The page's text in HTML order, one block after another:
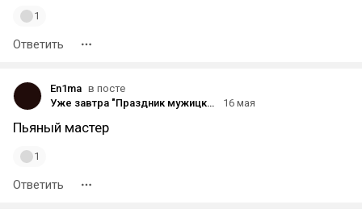
1
Ответить
En1ma в посте
Уже завтра "Праздник мужицкого кино!" Что будем смотреть?
16 мая
Пьяный мастер
1
Ответить